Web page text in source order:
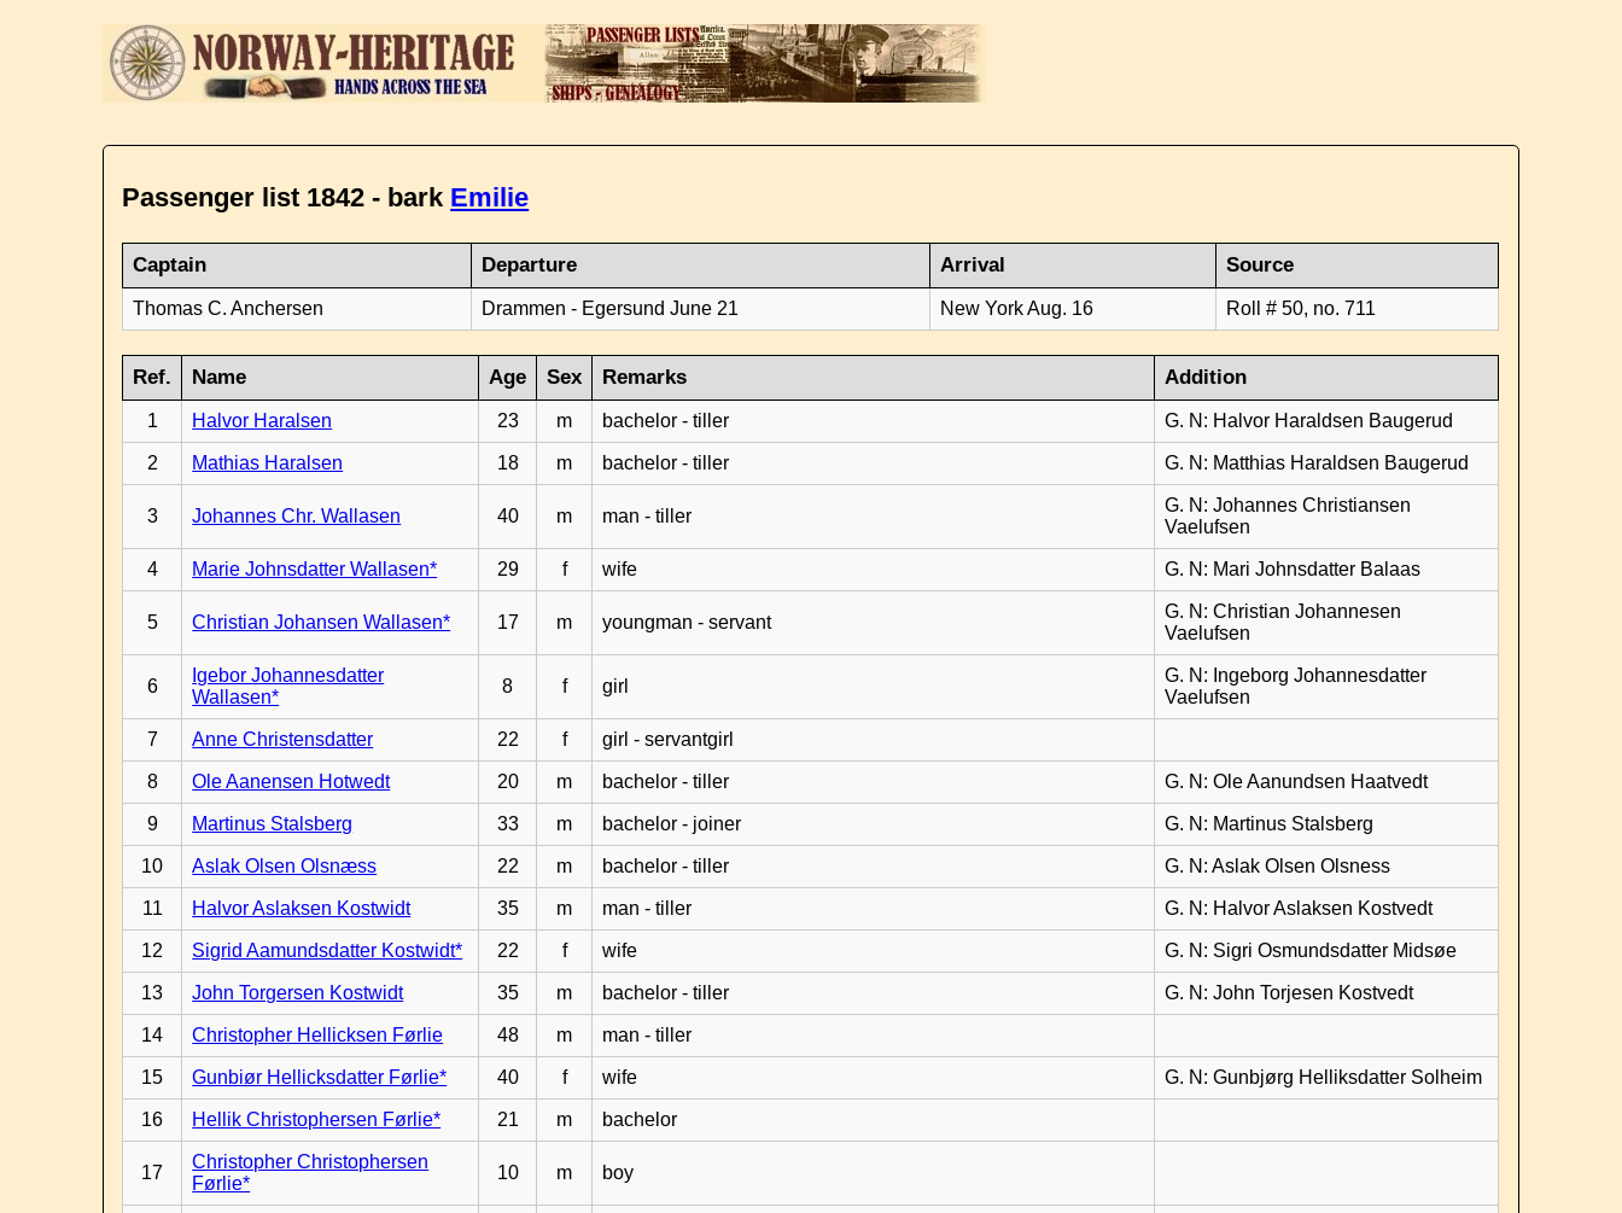
Passenger list 1842 - bark Emilie
Captain Departure Arrival Source
Thomas C. Anchersen Drammen - Egersund June 21 New York Aug. 16 Roll # 50, no. 711
Ref. Name Age Sex Remarks Addition
1 Halvor Haralsen 23 m bachelor - tiller G. N: Halvor Haraldsen Baugerud
2 Mathias Haralsen 18 m bachelor - tiller G. N: Matthias Haraldsen Baugerud
3 Johannes Chr. Wallasen 40 m man - tiller
G. N: Johannes Christiansen
Vaelufsen
4 Marie Johnsdatter Wallasen* 29 f wife G. N: Mari Johnsdatter Balaas
5 Christian Johansen Wallasen* 17 m youngman - servant
G. N: Christian Johannesen
Vaelufsen
6
Igebor Johannesdatter
Wallasen*
8 f girl
G. N: Ingeborg Johannesdatter
Vaelufsen
7 Anne Christensdatter 22 f girl - servantgirl
8 Ole Aanensen Hotwedt 20 m bachelor - tiller G. N: Ole Aanundsen Haatvedt
9 Martinus Stalsberg 33 m bachelor - joiner G. N: Martinus Stalsberg
10 Aslak Olsen Olsnæss 22 m bachelor - tiller G. N: Aslak Olsen Olsness
11 Halvor Aslaksen Kostwidt 35 m man - tiller G. N: Halvor Aslaksen Kostvedt
12 Sigrid Aamundsdatter Kostwidt* 22 f wife G. N: Sigri Osmundsdatter Midsøe
13 John Torgersen Kostwidt 35 m bachelor - tiller G. N: John Torjesen Kostvedt
14 Christopher Hellicksen Førlie 48 m man - tiller
15 Gunbiør Hellicksdatter Førlie* 40 f wife G. N: Gunbjørg Helliksdatter Solheim
16 Hellik Christophersen Førlie* 21 m bachelor
17
Christopher Christophersen
Førlie*
10 m boy